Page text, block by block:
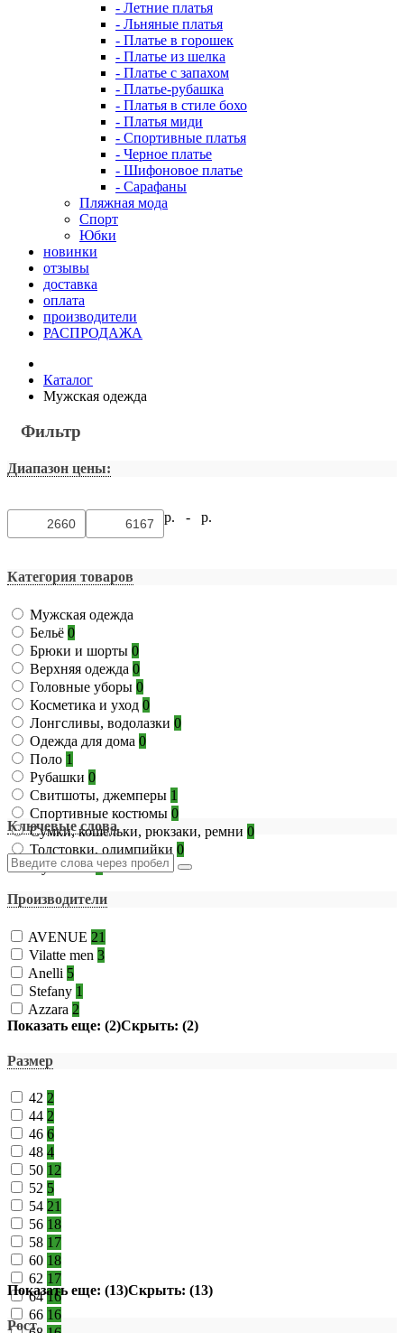
- Летние платья
- Льняные платья
- Платье в горошек
- Платье из шелка
- Платье с запахом
- Платье-рубашка
- Платья в стиле бохо
- Платья миди
- Спортивные платья
- Черное платье
- Шифоновое платье
- Сарафаны
Пляжная мода
Спорт
Юбки
новинки
отзывы
доставка
оплата
производители
РАСПРОДАЖА
Каталог
Мужская одежда
Фильтр
Диапазон цены:
р. - р.
Категория товаров
Мужская одежда
Бельё 0
Брюки и шорты 0
Верхняя одежда 0
Головные уборы 0
Косметика и уход 0
Лонгсливы, водолазки 0
Одежда для дома 0
Поло 1
Рубашки 0
Свитшоты, джемперы 1
Спортивные костюмы 0
Сумки, кошельки, рюкзаки, ремни 0
Толстовки, олимпийки 0
Футболки 1
Ключевые слова
Производители
AVENUE 21
Vilatte men 3
Anelli 5
Stefany 1
Azzara 2
Показать еще: (2)Скрыть: (2)
Размер
42 2
44 2
46 6
48 4
50 12
52 5
54 21
56 18
58 17
60 18
62 17
6416
66 16
Показать еще: (13)Скрыть: (13)
Рост